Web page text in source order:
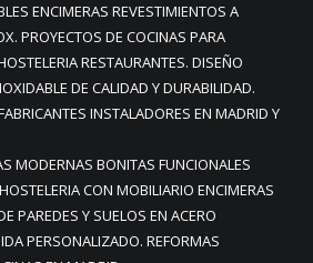
ENCIMERAS REVESTIMIENTOS A
PROYECTOS DE COCINAS PARA
RESTAURANTES. DISEÑO
DE CALIDAD Y DURABILIDAD.
INSTALADORES EN MADRID Y
MODERNAS BONITAS FUNCIONALES
CON MOBILIARIO ENCIMERAS
PAREDES Y SUELOS EN ACERO
PERSONALIZADO. REFORMAS